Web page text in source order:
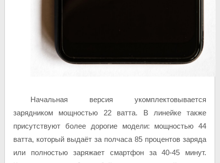
Начальная версия укомплектовывается
зарядником мощностью 22 ватта. В линейке также
присутствуют более дорогие модели: мощностью 44
ватта, который выдаёт за полчаса 85 процентов заряда
или полностью заряжает смартфон за 40-45 минут.